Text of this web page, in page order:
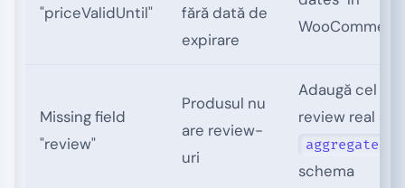
"priceValidUntil"
fără dată de
expirare
Missing field
"review"
Produsul nu
are review-
uri
Adaugă cel
review real
schema